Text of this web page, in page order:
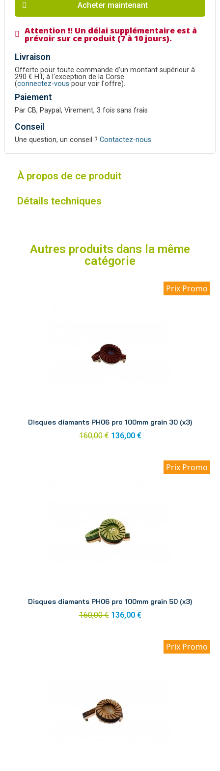
Acheter maintenant
Attention !! Un délai supplémentaire est à
prévoir sur ce produit (7 à 10 jours).
Livraison
Offerte pour toute commande d'un montant supérieur à
290 € HT, à l'exception de la Corse.
(connectez-vous pour voir l'offre).
Paiement
Par CB, Paypal, Virement, 3 fois sans frais
Conseil
Une question, un conseil ? Contactez-nous
À propos de ce produit
Détails techniques
Autres produits dans la même
catégorie
Prix Promo
Disques diamants PH06 pro 100mm grain 30 (x3)
160,00 € 136,00 €
Prix Promo
Disques diamants PH06 pro 100mm grain 50 (x3)
160,00 € 136,00 €
Prix Promo